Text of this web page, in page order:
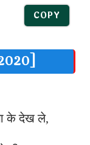
COPY
के देख ले,